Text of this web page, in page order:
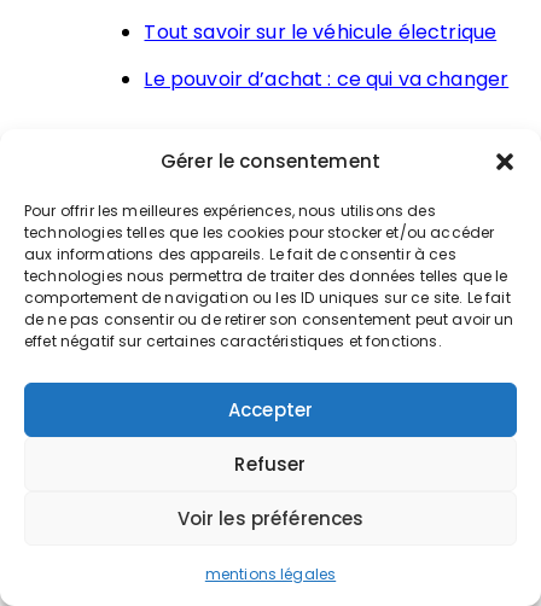
Gérer le consentement
Pour offrir les meilleures expériences, nous utilisons des
technologies telles que les cookies pour stocker et/ou accéder
aux informations des appareils. Le fait de consentir à ces
technologies nous permettra de traiter des données telles que le
comportement de navigation ou les ID uniques sur ce site. Le fait
de ne pas consentir ou de retirer son consentement peut avoir un
effet négatif sur certaines caractéristiques et fonctions.
Accepter
Refuser
Voir les préférences
mentions légales
Tout savoir sur le véhicule électrique
Le pouvoir d’achat : ce qui va changer
Tweetez Partagez Partagez
PUBLICATION PRÉCÉDENTE
PUBLICATION SUIVANTE
Délestage électrique et chômage partiel